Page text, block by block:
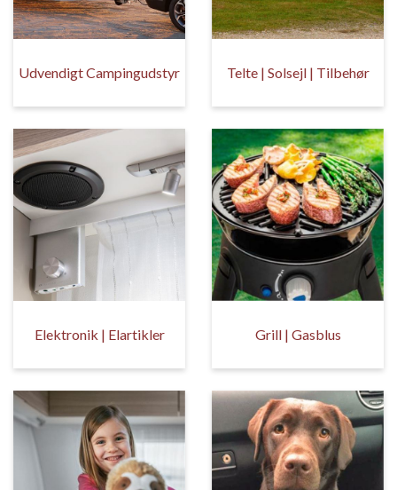
Udvendigt Campingudstyr Telte | Solsejl | Tilbehør
Elektronik | Elartikler Grill | Gasblus